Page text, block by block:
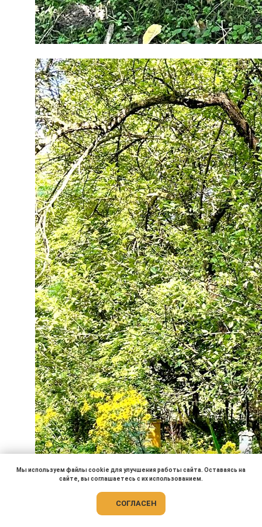
Мы используем файлы cookie для улучшения работы сайта. Оставаясь на
сайте, вы соглашаетесь с их использованием.
СОГЛАСЕН